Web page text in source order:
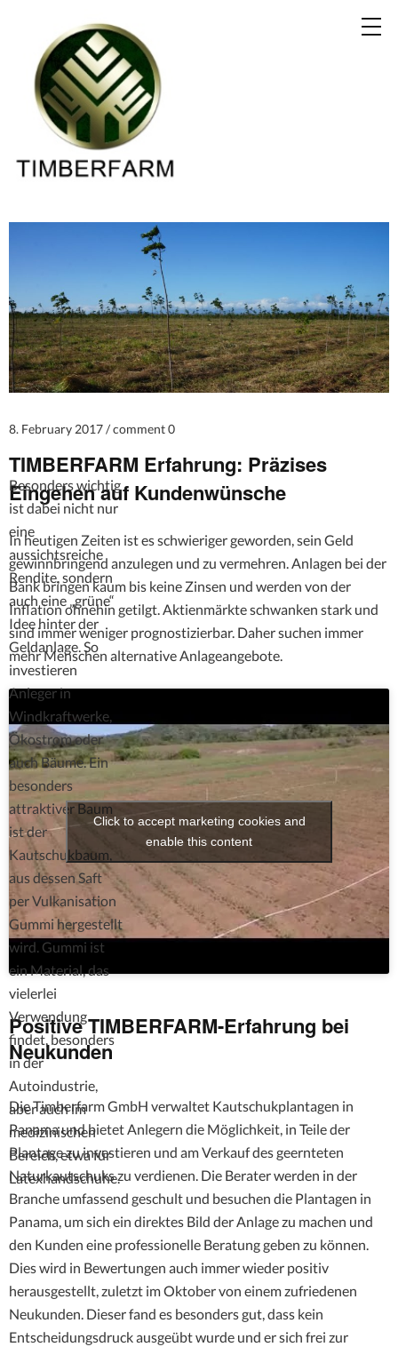
8. February 2017 comment 0
TIMBERFARM Erfahrung: Präzises
Eingehen auf Kundenwünsche
In heutigen Zeiten ist es schwieriger geworden, sein Geld
gewinnbringend anzulegen und zu vermehren. Anlagen bei der
Bank bringen kaum bis keine Zinsen und werden von der
Inflation ohnehin getilgt. Aktienmärkte schwanken stark und
sind immer weniger prognostizierbar. Daher suchen immer
mehr Menschen alternative Anlageangebote.
Besonders wichtig
ist dabei nicht nur
eine
aussichtsreiche
Rendite, sondern
auch eine „grüne“
Idee hinter der
Geldanlage. So
investieren
Anleger in
Windkraftwerke,
Ökostrom oder
auch Bäume. Ein
besonders
attraktiver Baum
ist der
Kautschukbaum,
aus dessen Saft
per Vulkanisation
Gummi hergestellt
wird. Gummi ist
ein Material, das
vielerlei
Verwendung
findet, besonders
in der
Autoindustrie,
aber auch im
medizinischen
Bereich, etwa für
Latexhandschuhe.
Click to accept marketing cookies and
enable this content
Positive TIMBERFARM-Erfahrung bei
Neukunden
Die Timberfarm GmbH verwaltet Kautschukplantagen in
Panama und bietet Anlegern die Möglichkeit, in Teile der
Plantage zu investieren und am Verkauf des geernteten
Naturkautschuks zu verdienen. Die Berater werden in der
Branche umfassend geschult und besuchen die Plantagen in
Panama, um sich ein direktes Bild der Anlage zu machen und
den Kunden eine professionelle Beratung geben zu können.
Dies wird in Bewertungen auch immer wieder positiv
herausgestellt, zuletzt im Oktober von einem zufriedenen
Neukunden. Dieser fand es besonders gut, dass kein
Entscheidungsdruck ausgeübt wurde und er sich frei zur